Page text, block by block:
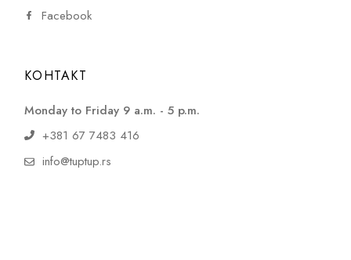
Facebook
КОНТАКТ
Monday to Friday 9 a.m. - 5 p.m.
+381 67 7483 416
info@tuptup.rs